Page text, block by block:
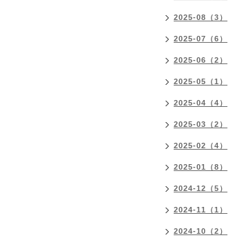
2025-08（3）
2025-07（6）
2025-06（2）
2025-05（1）
2025-04（4）
2025-03（2）
2025-02（4）
2025-01（8）
2024-12（5）
2024-11（1）
2024-10（2）